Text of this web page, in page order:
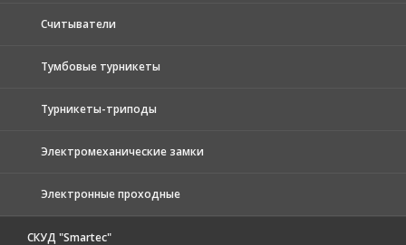
Считыватели
Тумбовые турникеты
Турникеты-триподы
Электромеханические замки
Электронные проходные
СКУД "Smartec"